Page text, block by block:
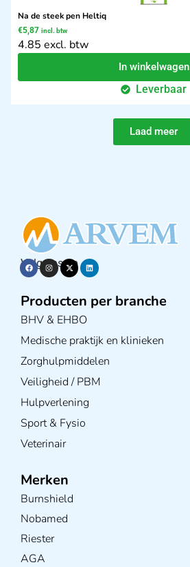
Na de steek pen Heltiq
€5,87 incl. btw
4.85 excl. btw
In winkelwagen
Leverbaar
Laad meer
Volg ons op
Producten per branche
BHV & EHBO
Medische praktijk en klinieken
Zorghulpmiddelen
Veiligheid / PBM
Hulpverlening
Sport & Fysio
Veterinair
Merken
Burnshield
Nobamed
Riester
AGA